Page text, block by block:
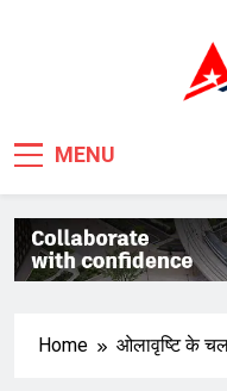
MENU
Home ओलावृष्टि के